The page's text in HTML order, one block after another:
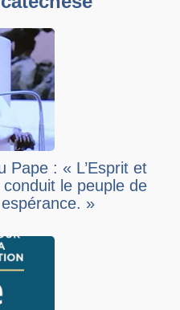
Pape : « L’Esprit et
conduit le peuple de
»